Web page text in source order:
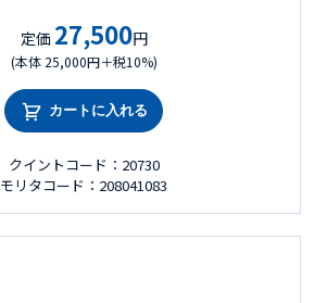
定価 27,500円
(本体 25,000円＋税10%)
カートに入れる
クイントコード：20730
モリタコード：208041083